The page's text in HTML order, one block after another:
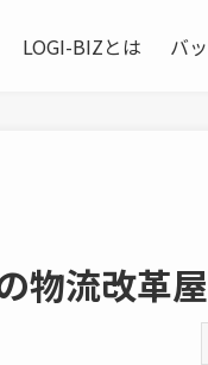
LOGI-BIZとは バ
物流改革